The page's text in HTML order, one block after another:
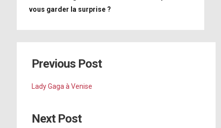
vous garder la surprise ?
Previous Post
Lady Gaga à Venise
Next Post